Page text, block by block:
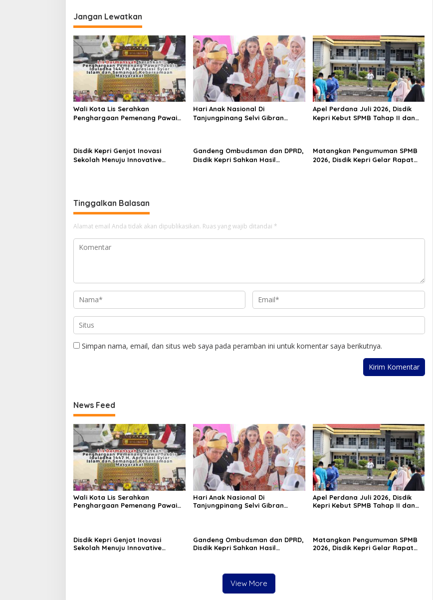
i
g
a
s
i
p
o
s
Jangan Lewatkan
Wali Kota Lis Serahkan
Penghargaan Pemenang Pawai
Hari Anak Nasional Di
Tanjungpinang Selvi Gibran
Apel Perdana Juli 2026, Disdik
Kepri Kebut SPMB Tahap II dan
Disdik Kepri Genjot Inovasi
Sekolah Menuju Innovative
Gandeng Ombudsman dan DPRD,
Disdik Kepri Sahkan Hasil
Matangkan Pengumuman SPMB
2026, Disdik Kepri Gelar Rapat
Tinggalkan Balasan
Alamat email Anda tidak akan dipublikasikan. Ruas yang wajib ditandai *
Simpan nama, email, dan situs web saya pada peramban ini untuk komentar saya berikutnya.
News Feed
Wali Kota Lis Serahkan
Penghargaan Pemenang Pawai
Hari Anak Nasional Di
Tanjungpinang Selvi Gibran
Apel Perdana Juli 2026, Disdik
Kepri Kebut SPMB Tahap II dan
Disdik Kepri Genjot Inovasi
Sekolah Menuju Innovative
Gandeng Ombudsman dan DPRD,
Disdik Kepri Sahkan Hasil
Matangkan Pengumuman SPMB
2026, Disdik Kepri Gelar Rapat
View More